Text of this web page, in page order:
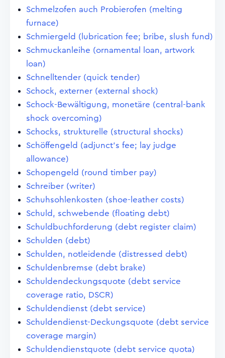
Schmelzofen auch Probierofen (melting
furnace)
Schmiergeld (lubrication fee; bribe, slush fund)
Schmuckanleihe (ornamental loan, artwork
loan)
Schnelltender (quick tender)
Schock, externer (external shock)
Schock-Bewältigung, monetäre (central-bank
shock overcoming)
Schocks, strukturelle (structural shocks)
Schöffengeld (adjunct's fee; lay judge
allowance)
Schopengeld (round timber pay)
Schreiber (writer)
Schuhsohlenkosten (shoe-leather costs)
Schuld, schwebende (floating debt)
Schuldbuchforderung (debt register claim)
Schulden (debt)
Schulden, notleidende (distressed debt)
Schuldenbremse (debt brake)
Schuldendeckungsquote (debt service
coverage ratio, DSCR)
Schuldendienst (debt service)
Schuldendienst-Deckungsquote (debt service
coverage margin)
Schuldendienstquote (debt service quota)